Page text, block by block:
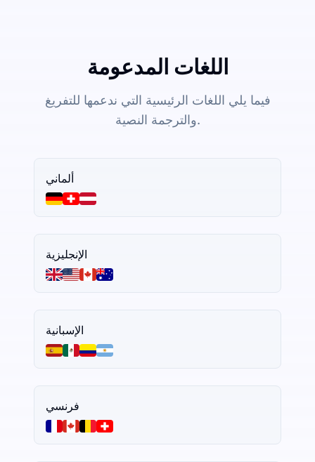
اللغات المدعومة
فيما يلي اللغات الرئيسية التي ندعمها للتفريغ
والترجمة النصية.
ألماني
الإنجليزية
الإسبانية
فرنسي